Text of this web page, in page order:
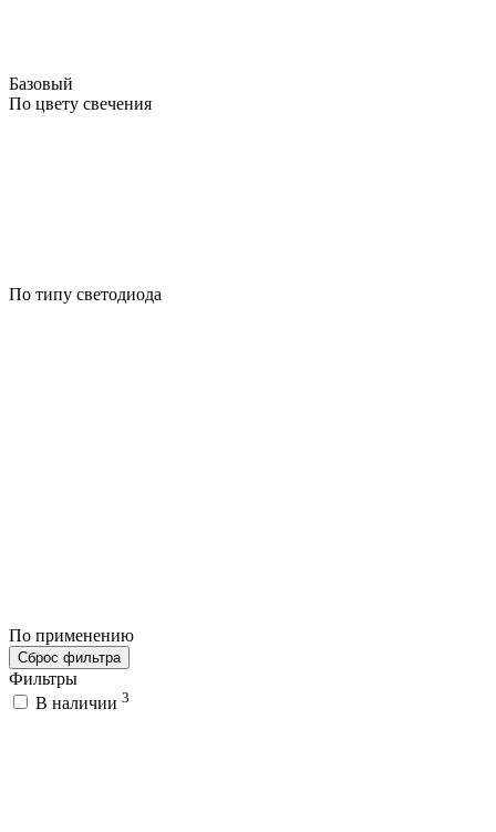
Базовый
По цвету свечения
По типу светодиода
По применению
Сброс фильтра
Фильтры
В наличии 3